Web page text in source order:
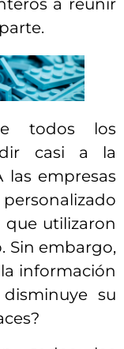
a reunir
todos los
casi a la
las empresas
que utilizaron
Sin embargo,
información
su